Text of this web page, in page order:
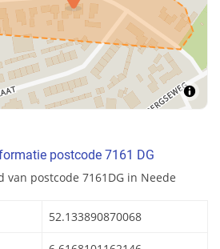
postcode 7161 DG
van postcode 7161DG in Neede
52.133890870068